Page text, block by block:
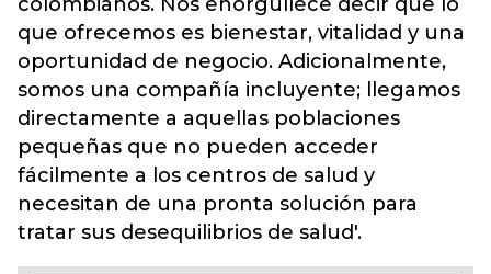
que ofrecemos es bienestar, vitalidad y una
oportunidad de negocio. Adicionalmente,
somos una compañía incluyente; llegamos
directamente a aquellas poblaciones
pequeñas que no pueden acceder
fácilmente a los centros de salud y
necesitan de una pronta solución para
tratar sus desequilibrios de salud'.